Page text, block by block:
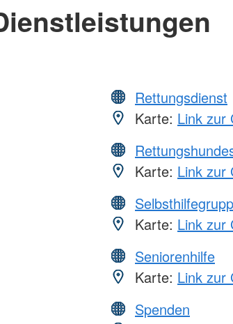
Rettungsdienst
Karte: Link zur
Karte: Link zur
Karte: Link zur
Seniorenhilfe
Karte: Link zur
Spenden